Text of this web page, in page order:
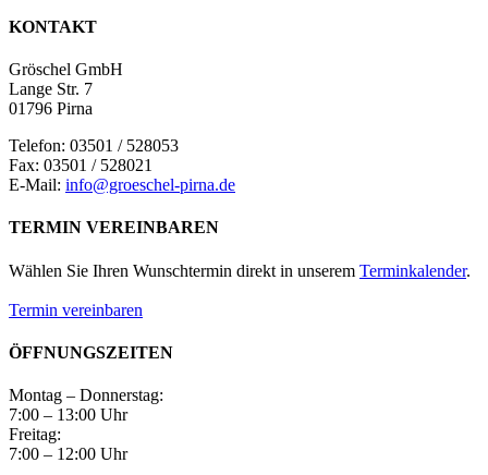
KONTAKT
Gröschel GmbH
Lange Str. 7
01796 Pirna
Telefon: 03501 / 528053
Fax: 03501 / 528021
E-Mail: info@groeschel-pirna.de
TERMIN VEREINBAREN
Wählen Sie Ihren Wunschtermin direkt in unserem Terminkalender.
Termin vereinbaren
ÖFFNUNGSZEITEN
Montag – Donnerstag:
7:00 – 13:00 Uhr
Freitag:
7:00 – 12:00 Uhr